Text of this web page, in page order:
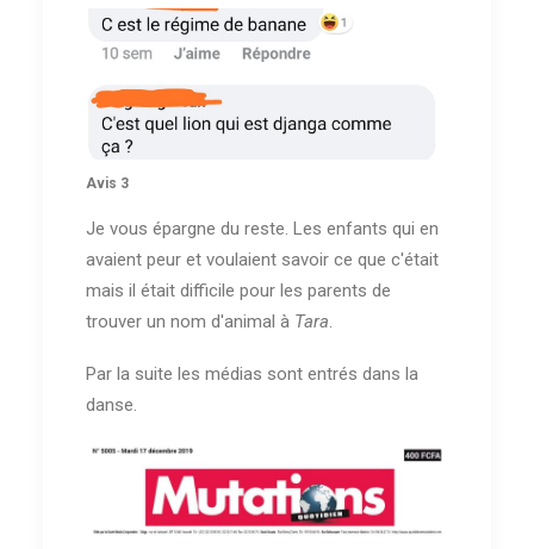
Avis 3
Je vous épargne du reste. Les enfants qui en
avaient peur et voulaient savoir ce que c'était
mais il était difficile pour les parents de
trouver un nom d'animal à Tara.
Par la suite les médias sont entrés dans la
danse.